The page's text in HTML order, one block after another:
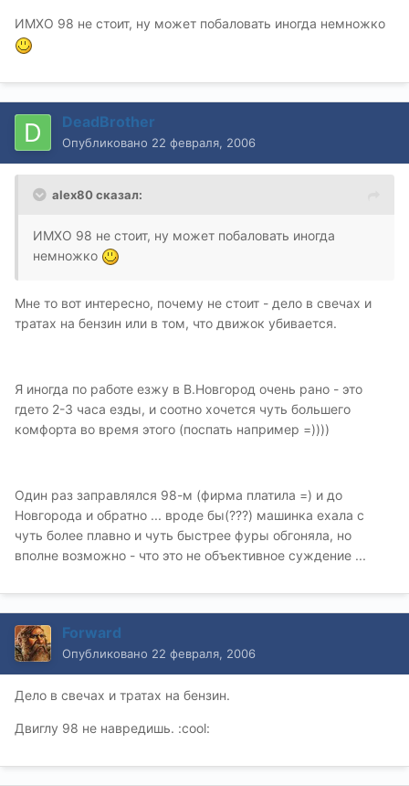
ИМХО 98 не стоит, ну может побаловать иногда немножко
DeadBrother
Опубликовано 22 февраля, 2006
alex80 сказал:
ИМХО 98 не стоит, ну может побаловать иногда
немножко
Мне то вот интересно, почему не стоит - дело в свечах и
тратах на бензин или в том, что движок убивается.
Я иногда по работе езжу в В.Новгород очень рано - это
гдето 2-3 часа езды, и соотно хочется чуть большего
комфорта во время этого (поспать например =))))
Один раз заправлялся 98-м (фирма платила =) и до
Новгорода и обратно ... вроде бы(???) машинка ехала с
чуть более плавно и чуть быстрее фуры обгоняла, но
вполне возможно - что это не объективное суждение ...
Forward
Опубликовано 22 февраля, 2006
Дело в свечах и тратах на бензин.
Двиглу 98 не навредишь. :cool: